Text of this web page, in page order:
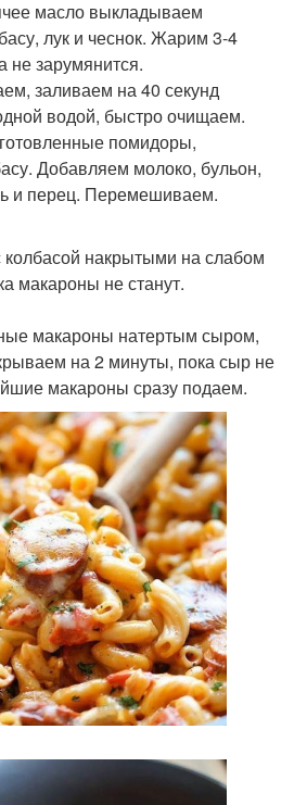
масло выкладываем
лук и чеснок. Жарим 3-4
не зарумянится.
заливаем на 40 секунд
водой, быстро очищаем.
помидоры,
Добавляем молоко, бульон,
и перец. Перемешиваем.
накрытыми на слабом
макароны не станут.
макароны натертым сыром,
на 2 минуты, пока сыр не
макароны сразу подаем.